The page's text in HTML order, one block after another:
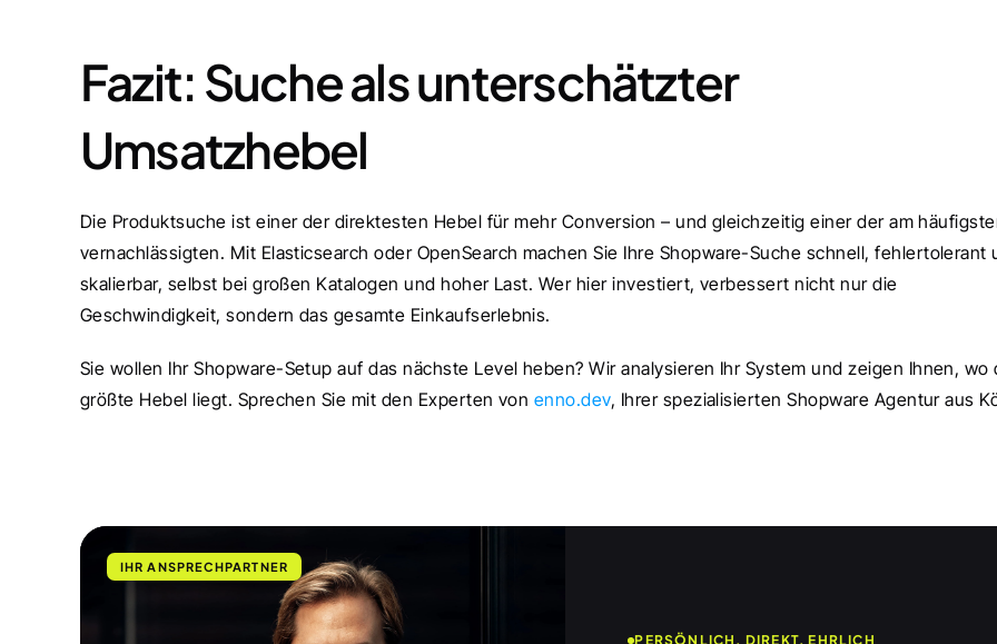
Fazit: Suche als unterschätzter
Umsatzhebel
Die Produktsuche ist einer der direktesten Hebel für mehr Conversion – und gleichzeitig einer der am
vernachlässigten. Mit Elasticsearch oder OpenSearch machen Sie Ihre Shopware-Suche schnell, fehlertolerant
skalierbar, selbst bei großen Katalogen und hoher Last. Wer hier investiert, verbessert nicht nur die
Geschwindigkeit, sondern das gesamte Einkaufserlebnis.
Sie wollen Ihr Shopware-Setup auf das nächste Level heben? Wir analysieren Ihr System und zeigen Ihnen, wo
größte Hebel liegt. Sprechen Sie mit den Experten von enno.dev, Ihrer spezialisierten Shopware Agentur aus
IHR ANSPRECHPARTNER
PERSÖNLICH, DIREKT, EHRLICH